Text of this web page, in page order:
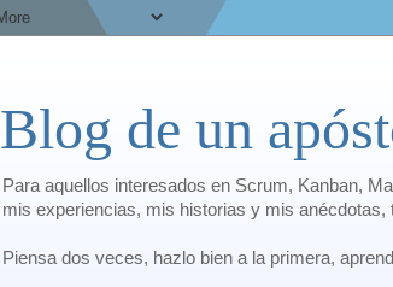
Blog de un
Para aquellos interesados en Scrum, Kanban,
mis experiencias, mis historias y mis
Piensa dos veces, hazlo bien a la primera,